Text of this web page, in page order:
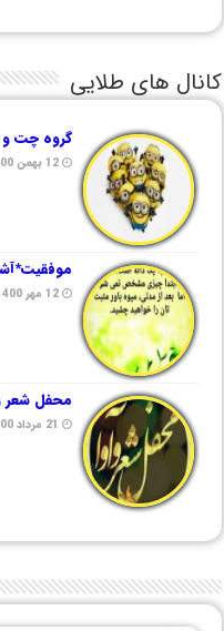
کانال های طلایی
گروه چت
12 بهمن 1400
12 مهر 1400
محفل شعر
21 مرداد 1400